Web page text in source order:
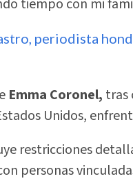
tiempo con mi
periodista
Emma Coronel, tras
Unidos,
restricciones
personas